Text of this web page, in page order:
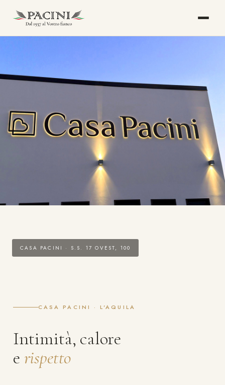
CASA PACINI · S.S. 17 OVEST, 100
CASA PACINI · L'AQUILA
Intimità, calore
e rispetto